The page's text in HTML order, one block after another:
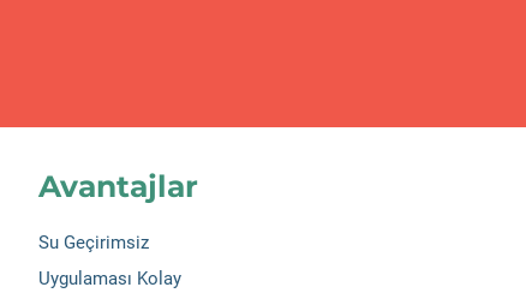
Avantajlar
Su Geçirimsiz
Uygulaması Kolay